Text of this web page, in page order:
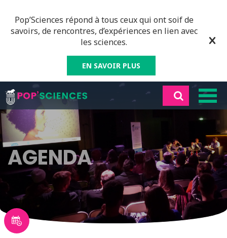
Pop’Sciences répond à tous ceux qui ont soif de
savoirs, de rencontres, d’expériences en lien avec
les sciences.
EN SAVOIR PLUS
AGENDA